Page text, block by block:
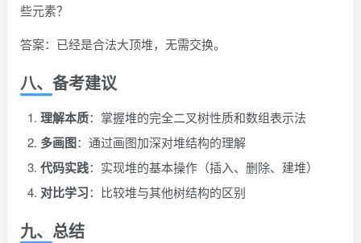
些元素？
答案：已经是合法大顶堆，无需交换。
八、备考建议
理解本质：掌握堆的完全二叉树性质和数组表示法
多画图：通过画图加深对堆结构的理解
代码实践：实现堆的基本操作（插入、删除、建堆）
对比学习：比较堆与其他树结构的区别
九、总结